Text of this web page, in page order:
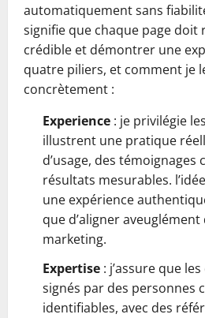
automatiquement sans
signifie que chaque page
crédible et démontrer une
quatre piliers, et comment je
concrètement :
Experience : je privilégie
illustrent une pratique
d’usage, des témoignages
résultats mesurables.
une expérience
que d’aligner
marketing.
Expertise : j’assure que
signés par des personnes
identifiables, avec des